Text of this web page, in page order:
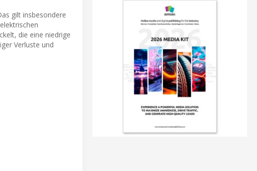
gilt insbesondere
die eine niedrige
Verluste und